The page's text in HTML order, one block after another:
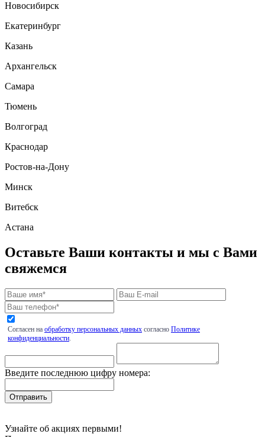
Новосибирск
Екатеринбург
Казань
Архангельск
Самара
Тюмень
Волгоград
Краснодар
Ростов-на-Дону
Минск
Витебск
Астана
Оставьте Ваши контакты и мы с Вами
свяжемся
Согласен на обработку персональных данных согласно Политике
конфиденциальности.
Введите последнюю цифру номера:
Узнайте об акциях первыми!